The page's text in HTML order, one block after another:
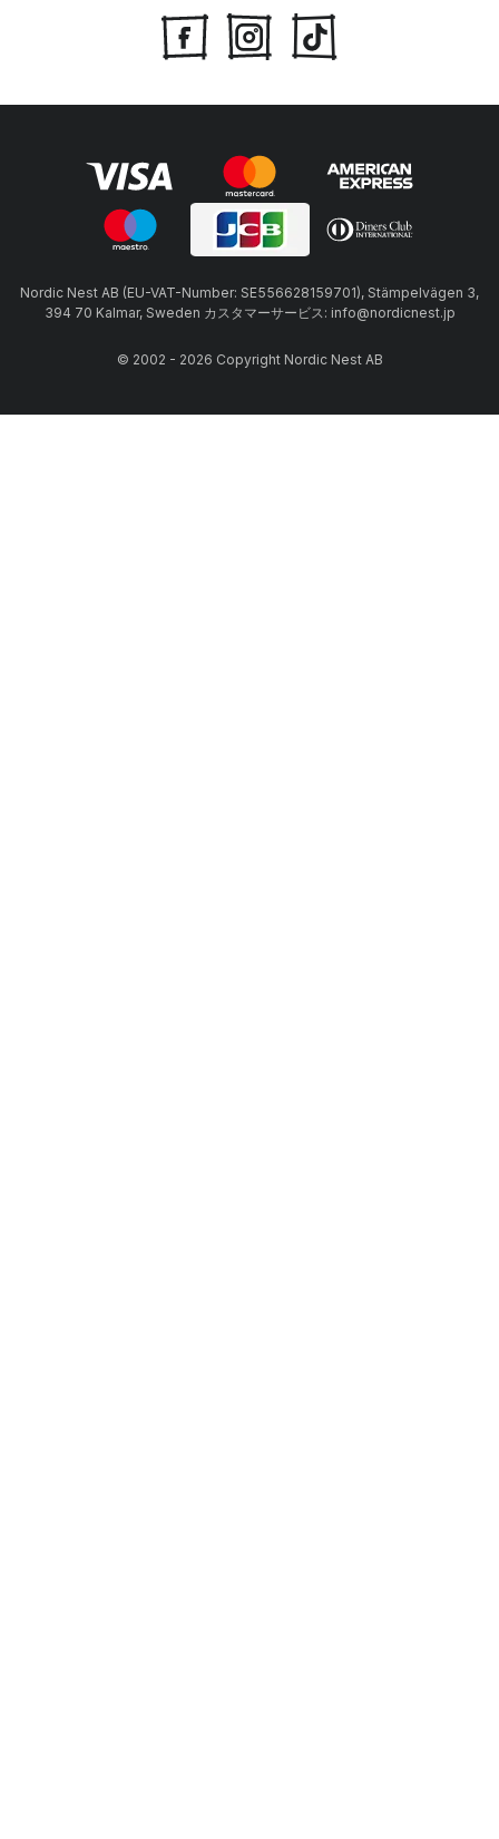
Nordic Nest AB (EU-VAT-Number: SE556628159701), Stämpelvägen 3,
394 70 Kalmar, Sweden カスタマーサービス: info@nordicnest.jp
© 2002 - 2026 Copyright Nordic Nest AB